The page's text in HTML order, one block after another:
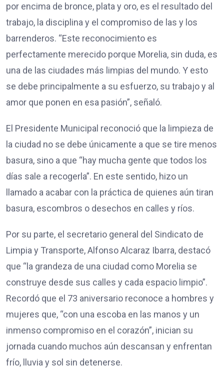
por encima de bronce, plata y oro, es el resultado del
trabajo, la disciplina y el compromiso de las y los
barrenderos. “Este reconocimiento es
perfectamente merecido porque Morelia, sin duda, es
una de las ciudades más limpias del mundo. Y esto
se debe principalmente a su esfuerzo, su trabajo y al
amor que ponen en esa pasión”, señaló.
El Presidente Municipal reconoció que la limpieza de
la ciudad no se debe únicamente a que se tire menos
basura, sino a que “hay mucha gente que todos los
días sale a recogerla”. En este sentido, hizo un
llamado a acabar con la práctica de quienes aún tiran
basura, escombros o desechos en calles y ríos.
Por su parte, el secretario general del Sindicato de
Limpia y Transporte, Alfonso Alcaraz Ibarra, destacó
que “la grandeza de una ciudad como Morelia se
construye desde sus calles y cada espacio limpio”.
Recordó que el 73 aniversario reconoce a hombres y
mujeres que, “con una escoba en las manos y un
inmenso compromiso en el corazón”, inician su
jornada cuando muchos aún descansan y enfrentan
frío, lluvia y sol sin detenerse.